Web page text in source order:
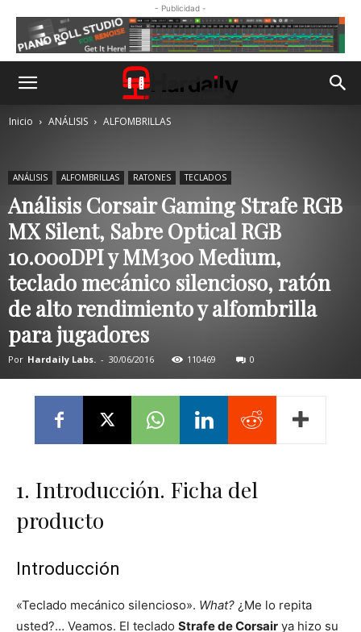
- Publicidad -
Inicio ANÁLISIS ALFOMBRILLAS
ANÁLISIS ALFOMBRILLAS RATONES TECLADOS
Análisis Corsair Gaming Strafe RGB
MX Silent, Sabre Optical RGB
10.000DPI y MM300 Medium,
teclado mecánico silencioso, ratón
de alto rendimiento y alfombrilla
para jugadores
Por Hardaily Labs. - 30/06/2016 110469 0
1. Introducción. Ficha del
producto
Introducción
«Teclado mecánico silencioso». What? ¿Me lo repita
usted?… Veamos. El teclado Strafe de Corsair ya hizo su